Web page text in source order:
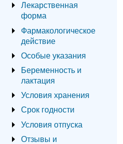
Лекарственная
форма
Фармакологическое
действие
Особые указания
Беременность и
лактация
Условия хранения
Срок годности
Условия отпуска
Отзывы и